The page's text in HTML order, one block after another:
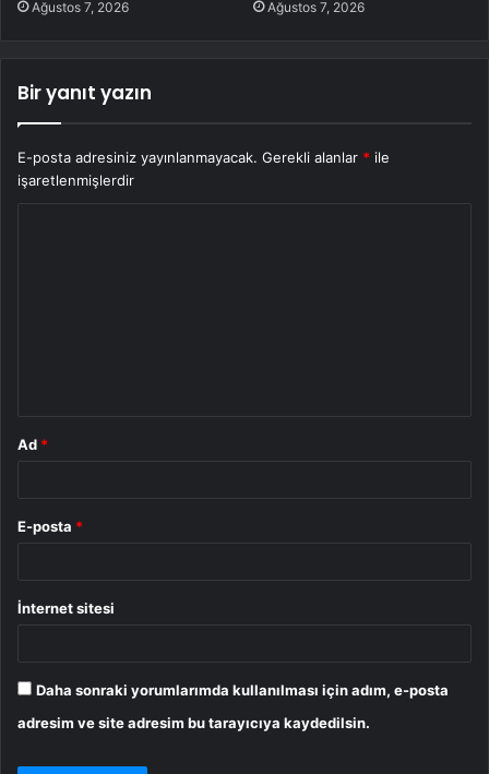
Ağustos 7, 2026 Ağustos 7, 2026
Bir yanıt yazın
E-posta adresiniz yayınlanmayacak. Gerekli alanlar * ile
işaretlenmişlerdir
Ad *
E-posta *
İnternet sitesi
Daha sonraki yorumlarımda kullanılması için adım, e-posta
adresim ve site adresim bu tarayıcıya kaydedilsin.